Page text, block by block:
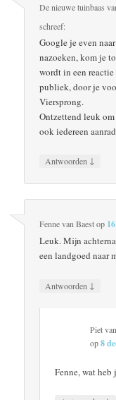
De nieuwe tuinbaas
schreef:
Google je even
nazoeken, kom je
wordt in een
publiek, door je
Viersprong.
Ontzettend leuk
ook iedereen
Antwoorden ↓
Fenne van Baestop
Leuk. Mijn
een landgoed naar
Antwoorden ↓
Piet
op8
Fenne, wat heb